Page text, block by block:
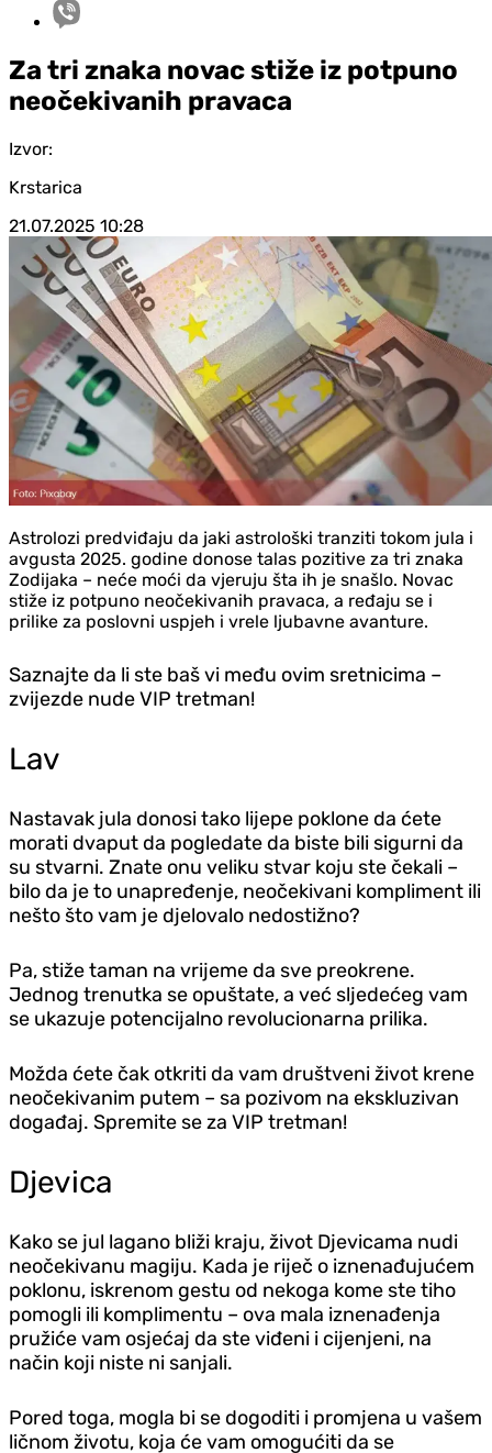
Za tri znaka novac stiže iz potpuno
neočekivanih pravaca
Izvor:
Krstarica
21.07.2025 10:28
Astrolozi predviđaju da jaki astrološki tranziti tokom jula i
avgusta 2025. godine donose talas pozitive za tri znaka
Zodijaka – neće moći da vjeruju šta ih je snašlo. Novac
stiže iz potpuno neočekivanih pravaca, a ređaju se i
prilike za poslovni uspjeh i vrele ljubavne avanture.
Saznajte da li ste baš vi među ovim sretnicima –
zvijezde nude VIP tretman!
Lav
Nastavak jula donosi tako lijepe poklone da ćete
morati dvaput da pogledate da biste bili sigurni da
su stvarni. Znate onu veliku stvar koju ste čekali –
bilo da je to unapređenje, neočekivani kompliment ili
nešto što vam je d‌jelovalo nedostižno?
Pa, stiže taman na vrijeme da sve preokrene.
Jednog trenutka se opuštate, a već sljedećeg vam
se ukazuje potencijalno revolucionarna prilika.
Možda ćete čak otkriti da vam društveni život krene
neočekivanim putem – sa pozivom na ekskluzivan
događaj. Spremite se za VIP tretman!
D‌jevica
Kako se jul lagano bliži kraju, život D‌jevicama nudi
neočekivanu magiju. Kada je riječ o iznenađujućem
poklonu, iskrenom gestu od nekoga kome ste tiho
pomogli ili komplimentu – ova mala iznenađenja
pružiće vam osjećaj da ste viđeni i cijenjeni, na
način koji niste ni sanjali.
Pored toga, mogla bi se dogoditi i promjena u vašem
ličnom životu, koja će vam omogućiti da se